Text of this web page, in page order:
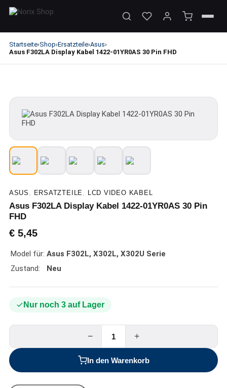
Startseite›Shop›Ersatzteile›Asus›
Asus F302LA Display Kabel 1422-01YR0AS 30 Pin FHD
ASUS , ERSATZTEILE, LCD VIDEO KABEL
Asus F302LA Display Kabel 1422-01YR0AS 30 Pin
FHD
€5,45
Model für: Asus F302L, X302L, X302U Serie
Zustand:
Neu
Nur noch 3 auf Lager
− +
In den Warenkorb